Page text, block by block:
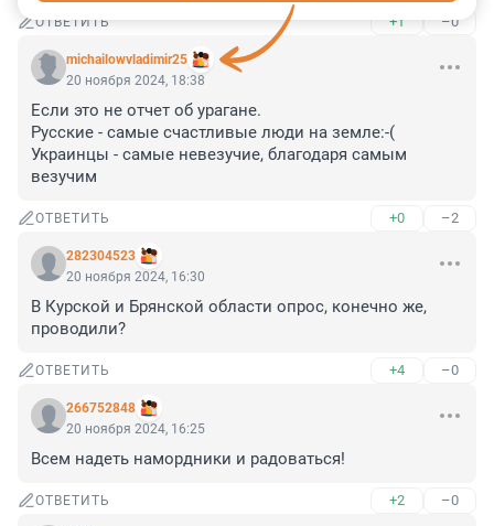
ОТВЕТИТЬ +1 –0
michailowvladimir25
20 ноября 2024, 18:38
Если это не отчет об урагане.
Русские - самые счастливые люди на земле:-(
Украинцы - самые невезучие, благодаря самым
везучим
ОТВЕТИТЬ +0 –2
282304523
20 ноября 2024, 16:30
В Курской и Брянской области опрос, конечно же,
проводили?
ОТВЕТИТЬ +4 –0
266752848
20 ноября 2024, 16:25
Всем надеть намордники и радоваться!
ОТВЕТИТЬ +2 –0